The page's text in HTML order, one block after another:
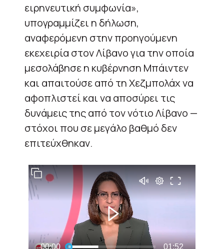
ειρηνευτική συμφωνία»,
υπογραμμίζει η δήλωση,
αναφερόμενη στην προηγούμενη
εκεχειρία στον Λίβανο για την οποία
μεσολάβησε η κυβέρνηση Μπάιντεν
και απαιτούσε από τη Χεζμπολάχ να
αφοπλιστεί και να αποσύρει τις
δυνάμεις της από τον νότιο Λίβανο —
στόχοι που σε μεγάλο βαθμό δεν
επιτεύχθηκαν.